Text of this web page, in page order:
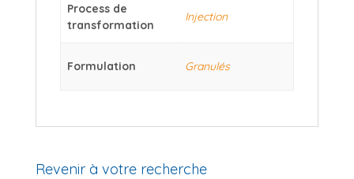
Process de
transformation
Injection
Formulation Granulés
Revenir à votre recherche